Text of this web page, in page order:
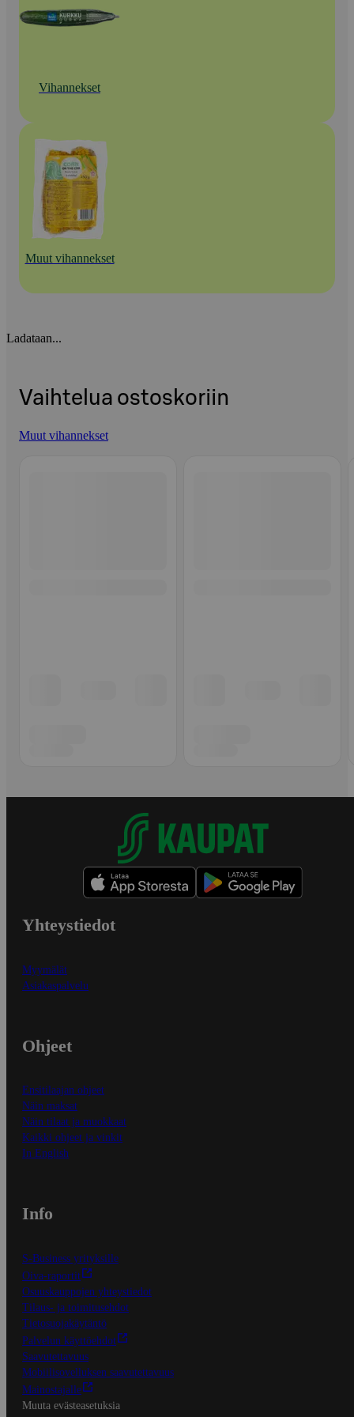
Vihannekset
Muut vihannekset
Ladataan...
Vaihtelua ostoskoriin
Muut vihannekset
Yhteystiedot
Myymälät
Asiakaspalvelu
Ohjeet
Ensitilaajan ohjeet
Näin maksat
Näin tilaat ja muokkaat
Kaikki ohjeet ja vinkit
In English
Info
S-Business yrityksille
Oiva-raportit
Osuuskauppojen yhteystiedot
Tilaus- ja toimitusehdot
Tietosuojakäytäntö
Palvelun käyttöehdot
Saavutettavuus
Mobiilisovelluksen saavutettavuus
Mainostajalle
Muuta evästeasetuksia